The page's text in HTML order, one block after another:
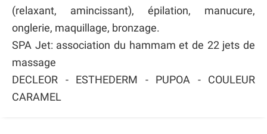
(relaxant, amincissant), épilation, manucure,
onglerie, maquillage, bronzage.
SPA Jet: association du hammam et de 22 jets de
massage
DECLEOR - ESTHEDERM - PUPOA - COULEUR
CARAMEL